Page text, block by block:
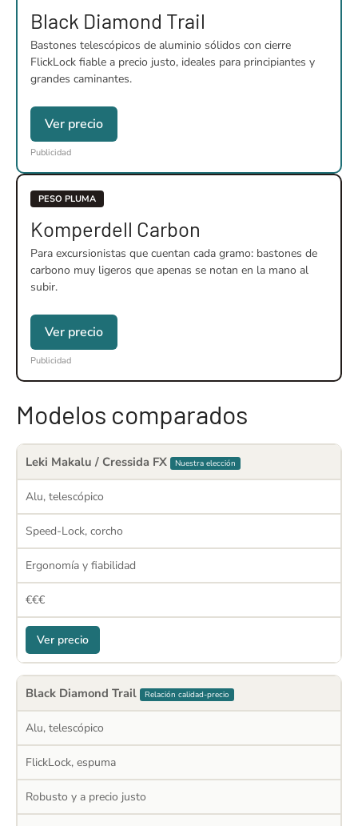
Black Diamond Trail
Bastones telescópicos de aluminio sólidos con cierre
FlickLock fiable a precio justo, ideales para principiantes y
grandes caminantes.
Ver precio
Publicidad
PESO PLUMA
Komperdell Carbon
Para excursionistas que cuentan cada gramo: bastones de
carbono muy ligeros que apenas se notan en la mano al
subir.
Ver precio
Publicidad
Modelos comparados
Leki Makalu / Cressida FX Nuestra elección
Alu, telescópico
Speed-Lock, corcho
Ergonomía y fiabilidad
€€€
Ver precio
Black Diamond Trail Relación calidad-precio
Alu, telescópico
FlickLock, espuma
Robusto y a precio justo